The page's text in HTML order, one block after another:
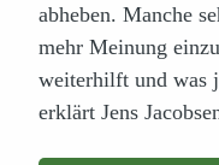
abheben. Manche
mehr Meinung
weiterhilft und was
erklärt Jens